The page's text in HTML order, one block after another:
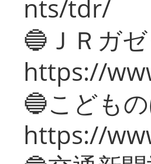
nts/tdr/
🔵ＪＲガ
https://
🔵こども
https://